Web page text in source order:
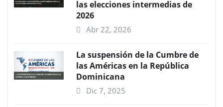
las elecciones intermedias de
2026
Abr 22, 2026
La suspensión de la Cumbre de
las Américas en la República
Dominicana
Dic 7, 2025